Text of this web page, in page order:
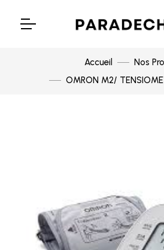
Accueil
Nos
OMRON M2/